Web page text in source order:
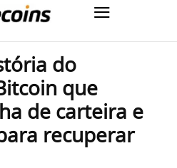
do
que
de carteira e
recuperar